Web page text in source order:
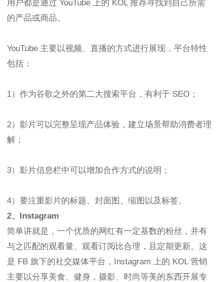
用户都是通过 YouTube 上的 KOL 推荐寻找到自己所需
的产品或商品。
YouTube 主要以视频、直播的方式进行展现，平台特性
包括：
1）作为谷歌之外的第二大搜索平台，有利于 SEO；
2）影片可以完整呈现产品体验，建立场景帮助消费者理
解；
3）影片信息栏中可以增加合作方式的说明；
4）要注重影片的标题、封面图、缩图以及标签。
2、Instagram
简单讲就是，一个优质的网红有一定基数的粉丝，并有
与之匹配的观看量、观看订阅比合理，且定期更新。这
是 FB 旗下的社交媒体平台，Instagram 上的 KOL 营销
主要以分享美食、健身，摄影、时尚等美的东西开展专